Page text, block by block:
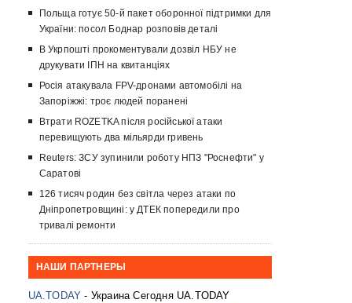
Польща готує 50-й пакет оборонної підтримки для
України: посол Боднар розповів деталі
В Укрпошті прокоментували дозвіл НБУ не
друкувати ІПН на квитанціях
Росія атакувала FPV-дронами автомобілі на
Запоріжжі: троє людей поранені
Втрати ROZETKA після російської атаки
перевищують два мільярди гривень
Reuters: ЗСУ зупинили роботу НПЗ "Роснефти" у
Саратові
126 тисяч родин без світла через атаки по
Дніпропетровщині: у ДТЕК попередили про
тривалі ремонти
НАШИ ПАРТНЕРЫ
UA.TODAY - Украина Сегодня UA.TODAY